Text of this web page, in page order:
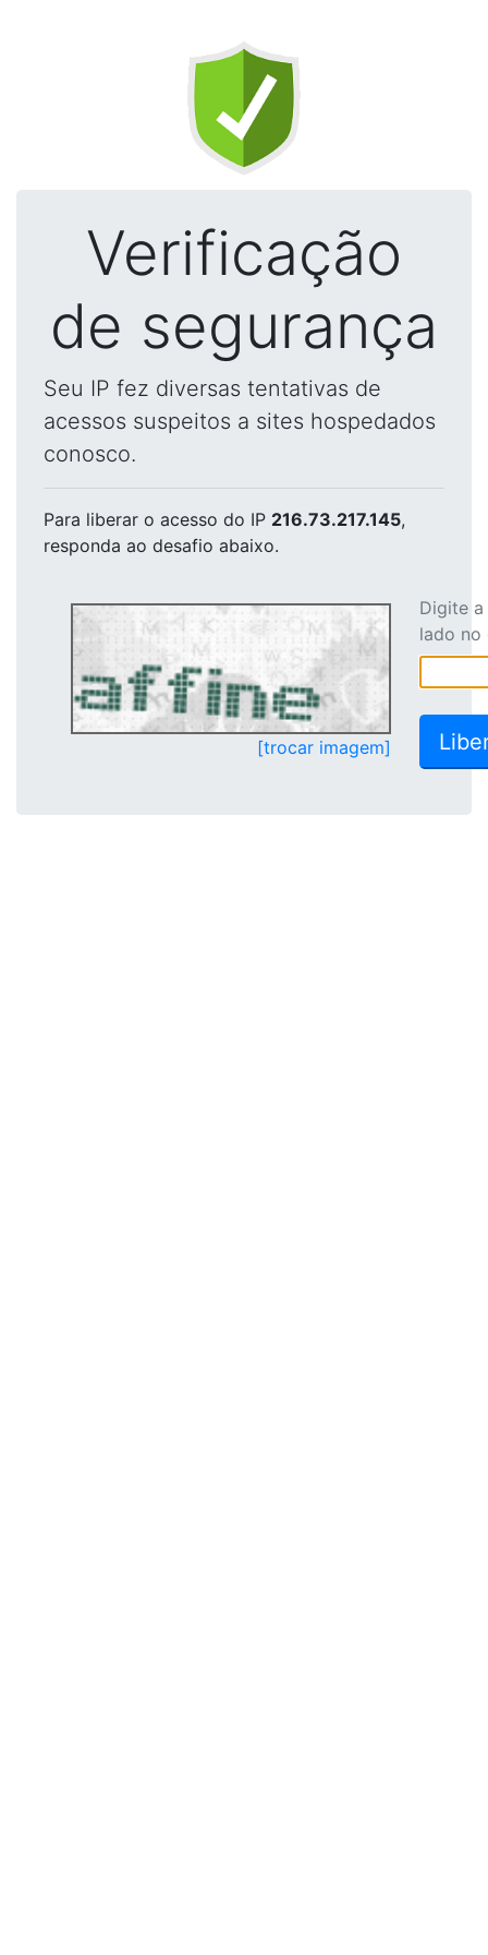
Verificação
de segurança
Seu IP fez diversas tentativas de
acessos suspeitos a sites hospedados
conosco.
Para liberar o acesso do IP 216.73.217.145,
responda ao desafio abaixo.
[trocar imagem]
Digite
lado no